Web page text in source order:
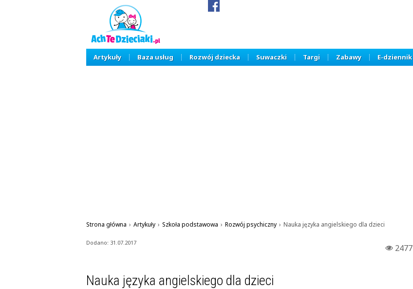
Artykuły Baza usług Rozwój dziecka Suwaczki Targi Zabawy E-dziennik
Strona główna › Artykuły › Szkoła podstawowa › Rozwój psychiczny › Nauka języka angielskiego dla dzieci
2477
Dodano: 31.07.2017
Nauka języka angielskiego dla dzieci